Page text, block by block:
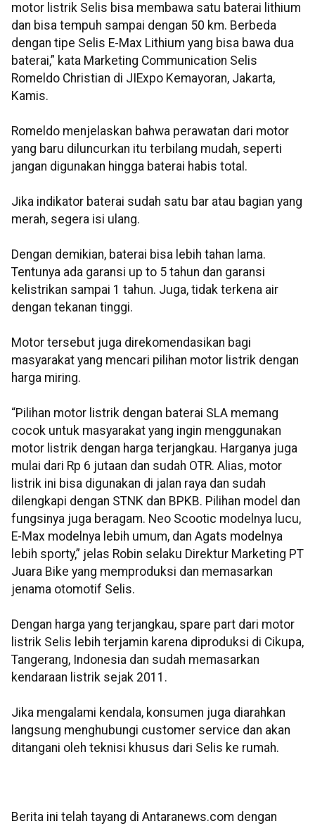
motor listrik Selis bisa membawa satu baterai lithium
dan bisa tempuh sampai dengan 50 km. Berbeda
dengan tipe Selis E-Max Lithium yang bisa bawa dua
baterai,” kata Marketing Communication Selis
Romeldo Christian di JIExpo Kemayoran, Jakarta,
Kamis.
Romeldo menjelaskan bahwa perawatan dari motor
yang baru diluncurkan itu terbilang mudah, seperti
jangan digunakan hingga baterai habis total.
Jika indikator baterai sudah satu bar atau bagian yang
merah, segera isi ulang.
Dengan demikian, baterai bisa lebih tahan lama.
Tentunya ada garansi up to 5 tahun dan garansi
kelistrikan sampai 1 tahun. Juga, tidak terkena air
dengan tekanan tinggi.
Motor tersebut juga direkomendasikan bagi
masyarakat yang mencari pilihan motor listrik dengan
harga miring.
“Pilihan motor listrik dengan baterai SLA memang
cocok untuk masyarakat yang ingin menggunakan
motor listrik dengan harga terjangkau. Harganya juga
mulai dari Rp 6 jutaan dan sudah OTR. Alias, motor
listrik ini bisa digunakan di jalan raya dan sudah
dilengkapi dengan STNK dan BPKB. Pilihan model dan
fungsinya juga beragam. Neo Scootic modelnya lucu,
E-Max modelnya lebih umum, dan Agats modelnya
lebih sporty,” jelas Robin selaku Direktur Marketing PT
Juara Bike yang memproduksi dan memasarkan
jenama otomotif Selis.
Dengan harga yang terjangkau, spare part dari motor
listrik Selis lebih terjamin karena diproduksi di Cikupa,
Tangerang, Indonesia dan sudah memasarkan
kendaraan listrik sejak 2011.
Jika mengalami kendala, konsumen juga diarahkan
langsung menghubungi customer service dan akan
ditangani oleh teknisi khusus dari Selis ke rumah.
Berita ini telah tayang di Antaranews.com dengan